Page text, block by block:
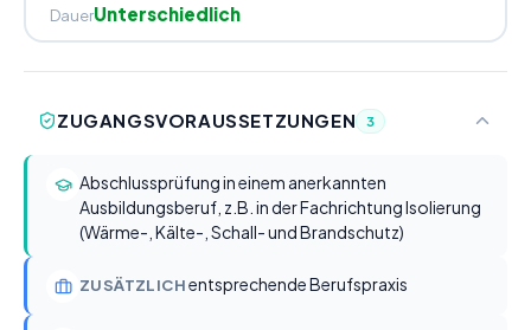
DauerUnterschiedlich
ZUGANGSVORAUSSETZUNGEN 3
Abschlussprüfung in einem anerkannten
Ausbildungsberuf, z.B. in der Fachrichtung Isolierung
(Wärme-, Kälte-, Schall- und Brandschutz)
ZUSÄTZLICHentsprechende Berufspraxis